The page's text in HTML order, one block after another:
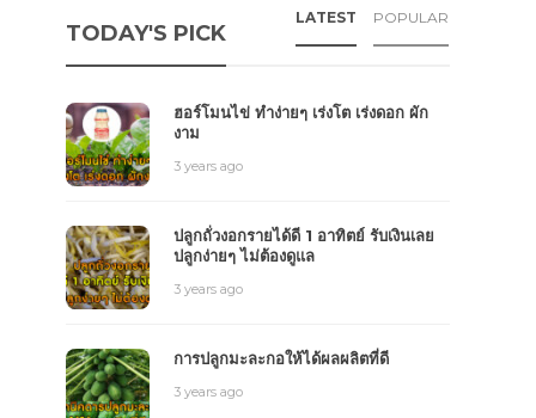
TODAY'S PICK
LATEST POPULAR
ฮอร์โมนไข่ ทำง่ายๆ เร่งโต เร่งดอก ผัก
งาม
3 years ago
ปลูกถั่วงอกรายได้ดี 1 อาทิตย์ รับเงินเลย
ปลูกง่ายๆ ไม่ต้องดูแล
3 years ago
การปลูกมะละกอให้ได้ผลผลิตที่ดี
3 years ago